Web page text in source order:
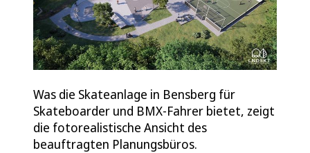
Was die Skateanlage in Bensberg für
Skateboarder und BMX-Fahrer bietet, zeigt
die fotorealistische Ansicht des
beauftragten Planungsbüros.